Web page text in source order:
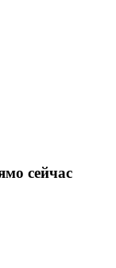
сейчас